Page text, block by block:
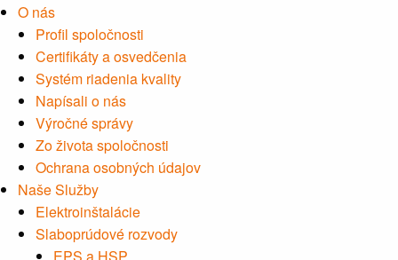
O nás
Profil spoločnosti
Certifikáty a osvedčenia
Systém riadenia kvality
Napísali o nás
Výročné správy
Zo života spoločnosti
Ochrana osobných údajov
Naše Služby
Elektroinštalácie
Slaboprúdové rozvody
EPS a HSP